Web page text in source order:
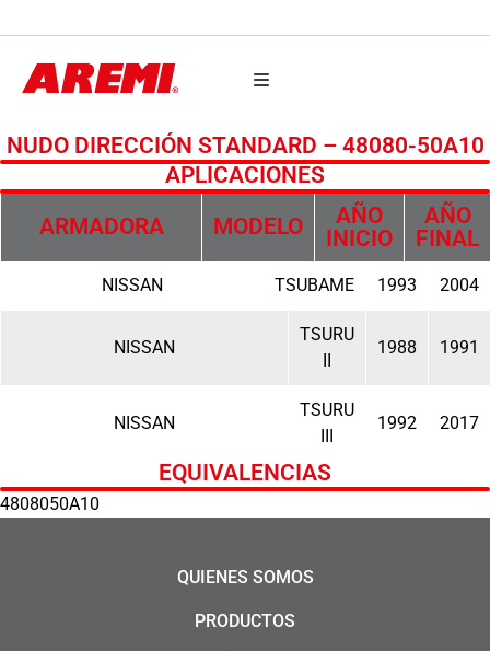
NUDO DIRECCIÓN STANDARD – 48080-50A10
APLICACIONES
ARMADORA
MODELO
AÑO
INICIO
AÑO
FINAL
NISSAN TSUBAME 1993 2004
NISSAN
TSURU
1988 1991
NISSAN
TSURU
1992 2017
EQUIVALENCIAS
4808050A10
QUIENES SOMOS
PRODUCTOS